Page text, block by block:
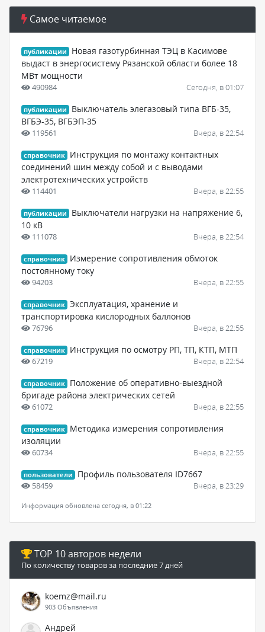
Самое читаемое
публикации
Новая газотурбинная ТЭЦ в Касимове
выдаст в энергосистему Рязанской области более 18
МВт мощности
490984 Сегодня, в 01:07
публикации
Выключатель элегазовый типа ВГБ-35,
ВГБЭ-35, ВГБЭП-35
119561 Вчера, в 22:54
справочник
Инструкция по монтажу контактных
соединений шин между собой и с выводами
электротехнических устройств
114401 Вчера, в 22:55
публикации
Выключатели нагрузки на напряжение 6,
10 кВ
111078 Вчера, в 22:54
справочник
Измерение сопротивления обмоток
постоянному току
94203 Вчера, в 22:55
справочник Эксплуатация, хранение и
транспортировка кислородных баллонов
76796 Вчера, в 22:55
справочник Инструкция по осмотру РП, ТП, КТП, МТП
67219 Вчера, в 22:54
справочник
Положение об оперативно-выездной
бригаде района электрических сетей
61072 Вчера, в 22:55
справочник
Методика измерения сопротивления
изоляции
60734 Вчера, в 22:55
пользователи Профиль пользователя ID7667
58459 Вчера, в 23:29
Информация обновлена сегодня, в 01:22
TOP 10 авторов недели
По количеству товаров за последние 7 дней
koemz@mail.ru
903 Объявления
Андрей